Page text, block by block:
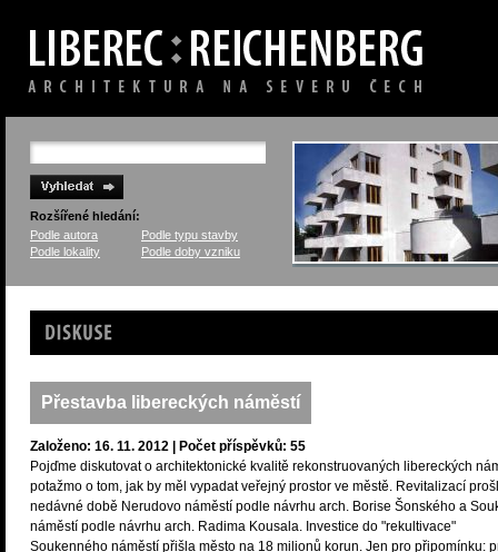
Rozšířené hledání:
Podle autora
Podle typu stavby
Podle lokality
Podle doby vzniku
Diskuse
Přestavba libereckých náměstí
Založeno: 16. 11. 2012 | Počet příspěvků: 55
Pojďme diskutovat o architektonické kvalitě rekonstruovaných libereckých
potažmo o tom, jak by měl vypadat veřejný prostor ve městě. Revitalizací
nedávné době Nerudovo náměstí podle návrhu arch. Borise Šonského a
náměstí podle návrhu arch. Radima Kousala. Investice do "rekultivace"
Soukenného náměstí přišla město na 18 milionů korun. Jen pro připomínku: